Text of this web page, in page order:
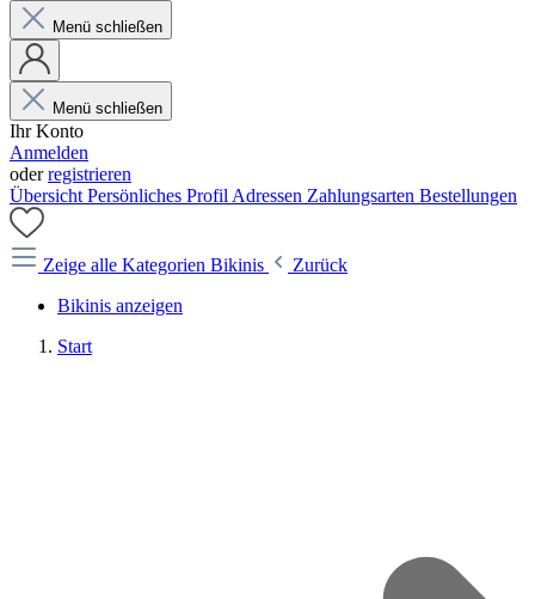
Menü schließen
Menü schließen
Ihr Konto
Anmelden
oderregistrieren
Übersicht Persönliches Profil Adressen Zahlungsarten Bestellungen
Zeige alle Kategorien Bikinis
Zurück
Bikinis anzeigen
Start